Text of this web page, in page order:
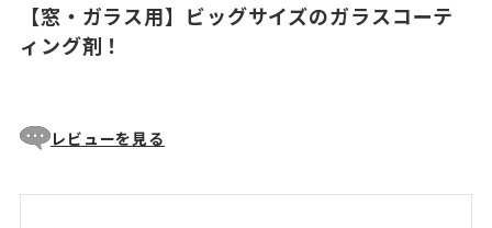
【窓・ガラス用】ビッグサイズのガラスコーテ
ィング剤！
レビューを見る